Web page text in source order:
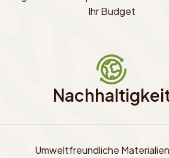
Ihr Budget
Umweltfreundliche